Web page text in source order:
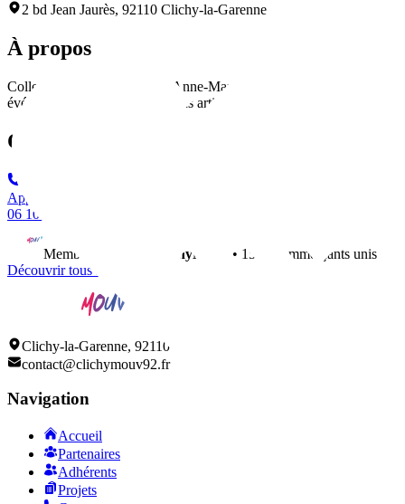
2 bd Jean Jaurès, 92110 Clichy-la-Garenne
À propos
Collectif artistique dirigé par Anne-Marie BRUNO, proposant
événements culturels et créations artistiques collaboratives.
Contact
Appeler
06 10 36 64 57
Membre du réseau ClichyMouv
• 150+ commerçants unis
Découvrir tous nos adhérents
Clichy-la-Garenne, 92110
contact@clichymouv92.fr
Navigation
Accueil
Partenaires
Adhérents
Projets